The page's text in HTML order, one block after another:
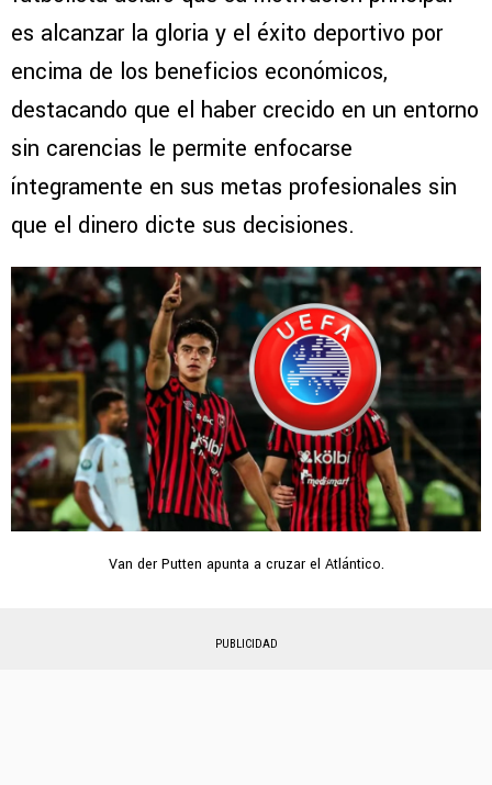
es alcanzar la gloria y el éxito deportivo por
encima de los beneficios económicos,
destacando que el haber crecido en un entorno
sin carencias le permite enfocarse
íntegramente en sus metas profesionales sin
que el dinero dicte sus decisiones.
Van der Putten apunta a cruzar el Atlántico.
PUBLICIDAD